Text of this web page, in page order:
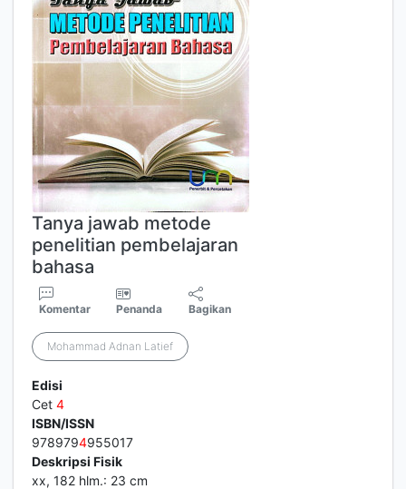
Tanya jawab metode
penelitian pembelajaran
bahasa
Komentar Penanda Bagikan
Mohammad Adnan Latief
Edisi
Cet 4
ISBN/ISSN
9789794955017
Deskripsi Fisik
xx, 182 hlm.: 23 cm